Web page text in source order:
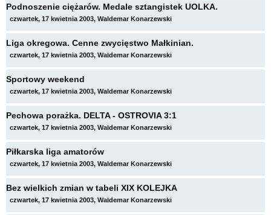
Podnoszenie ciężarów. Medale sztangistek UOLKA.
czwartek, 17 kwietnia 2003, Waldemar Konarzewski
Liga okregowa. Cenne zwycięstwo Małkinian.
czwartek, 17 kwietnia 2003, Waldemar Konarzewski
Sportowy weekend
czwartek, 17 kwietnia 2003, Waldemar Konarzewski
Pechowa porażka. DELTA - OSTROVIA 3:1
czwartek, 17 kwietnia 2003, Waldemar Konarzewski
Piłkarska liga amatorów
czwartek, 17 kwietnia 2003, Waldemar Konarzewski
Bez wielkich zmian w tabeli XIX KOLEJKA
czwartek, 17 kwietnia 2003, Waldemar Konarzewski